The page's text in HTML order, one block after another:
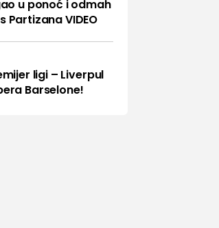
u ponoć i odmah
Partizana VIDEO
ligi – Liverpul
Barselone!